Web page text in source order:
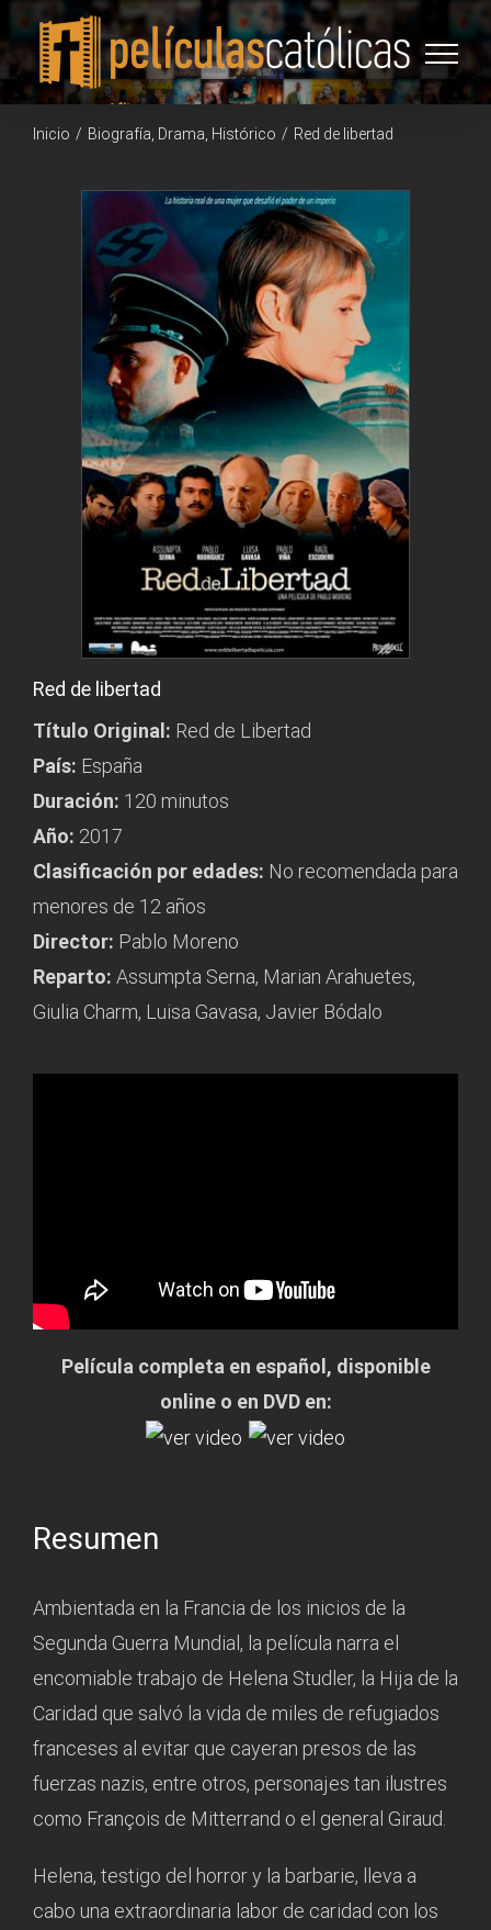
contenido
Inicio / Biografía Drama Histórico / Red de libertad
Red de libertad
Título Original: Red de Libertad
País: España
Duración: 120 minutos
Año: 2017
Clasificación por edades: No recomendada para
menores de 12 años
Director: Pablo Moreno
Reparto: Assumpta Serna, Marian Arahuetes,
Giulia Charm, Luisa Gavasa, Javier Bódalo
Película completa en español, disponible
online o en DVD en:
Resumen
Ambientada en la Francia de los inicios de la
Segunda Guerra Mundial, la película narra el
encomiable trabajo de Helena Studler, la Hija de la
Caridad que salvó la vida de miles de refugiados
franceses al evitar que cayeran presos de las
fuerzas nazis, entre otros, personajes tan ilustres
como François de Mitterrand o el general Giraud.
Helena, testigo del horror y la barbarie, lleva a
cabo una extraordinaria labor de caridad con los